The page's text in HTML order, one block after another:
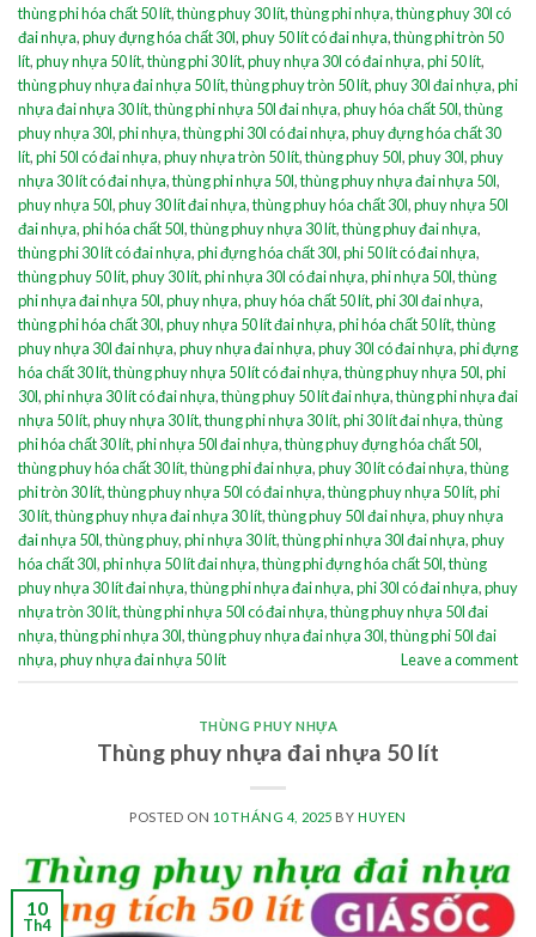
thùng phi hóa chất 50 lít,thùng phuy 30 lít,thùng phi nhựa,thùng phuy 30l có
đai nhựa,phuy đựng hóa chất 30l,phuy 50 lít có đai nhựa,thùng phi tròn 50
lít,phuy nhựa 50 lít,thùng phi 30 lít,phuy nhựa 30l có đai nhựa,phi 50 lít,
thùng phuy nhựa đai nhựa 50 lít,thùng phuy tròn 50 lít,phuy 30l đai nhựa,phi
nhựa đai nhựa 30 lít,thùng phi nhựa 50l đai nhựa,phuy hóa chất 50l,thùng
phuy nhựa 30l,phi nhựa,thùng phi 30l có đai nhựa,phuy đựng hóa chất 30
lít,phi 50l có đai nhựa,phuy nhựa tròn 50 lít,thùng phuy 50l,phuy 30l,phuy
nhựa 30 lít có đai nhựa,thùng phi nhựa 50l,thùng phuy nhựa đai nhựa 50l,
phuy nhựa 50l,phuy 30 lít đai nhựa,thùng phuy hóa chất 30l,phuy nhựa 50l
đai nhựa,phi hóa chất 50l,thùng phuy nhựa 30 lít,thùng phuy đai nhựa,
thùng phi 30 lít có đai nhựa,phi đựng hóa chất 30l,phi 50 lít có đai nhựa,
thùng phuy 50 lít,phuy 30 lít,phi nhựa 30l có đai nhựa,phi nhựa 50l,thùng
phi nhựa đai nhựa 50l,phuy nhựa,phuy hóa chất 50 lít,phi 30l đai nhựa,
thùng phi hóa chất 30l,phuy nhựa 50 lít đai nhựa,phi hóa chất 50 lít,thùng
phuy nhựa 30l đai nhựa,phuy nhựa đai nhựa,phuy 30l có đai nhựa,phi đựng
hóa chất 30 lít,thùng phuy nhựa 50 lít có đai nhựa,thùng phuy nhựa 50l,phi
30l,phi nhựa 30 lít có đai nhựa,thùng phuy 50 lít đai nhựa,thùng phi nhựa đai
nhựa 50 lít,phuy nhựa 30 lít,thung phi nhựa 30 lít,phi 30 lít đai nhựa,thùng
phi hóa chất 30 lít,phi nhựa 50l đai nhựa,thùng phuy đựng hóa chất 50l,
thùng phuy hóa chất 30 lít,thùng phi đai nhựa,phuy 30 lít có đai nhựa,thùng
phi tròn 30 lít,thùng phuy nhựa 50l có đai nhựa,thùng phuy nhựa 50 lít,phi
30 lít,thùng phuy nhựa đai nhựa 30 lít,thùng phuy 50l đai nhựa,phuy nhựa
đai nhựa 50l,thùng phuy,phi nhựa 30 lít,thùng phi nhựa 30l đai nhựa,phuy
hóa chất 30l,phi nhựa 50 lít đai nhựa,thùng phi đựng hóa chất 50l,thùng
phuy nhựa 30 lít đai nhựa,thùng phi nhựa đai nhựa,phi 30l có đai nhựa,phuy
nhựa tròn 30 lít,thùng phi nhựa 50l có đai nhựa,thùng phuy nhựa 50l đai
nhựa,thùng phi nhựa 30l,thùng phuy nhựa đai nhựa 30l,thùng phi 50l đai
nhựa,phuy nhựa đai nhựa 50 lít Leave a comment
THÙNG PHUY NHỰA
Thùng phuy nhựa đai nhựa 50 lít
POSTED ON 10 THÁNG 4, 2025 BY HUYEN
10
Th4